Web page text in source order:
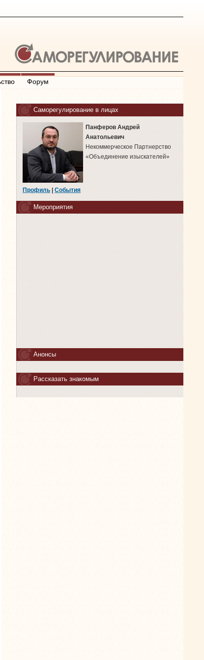
Форум
Саморегулирование в лицах
Панферов Андрей
Анатольевич
Некоммерческое Партнерство
«Объединение изыскателей»
Профиль События
Мероприятия
Анонсы
Рассказать знакомым